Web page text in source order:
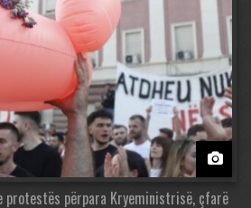
protestës përpara Kryeministrisë, çfarë